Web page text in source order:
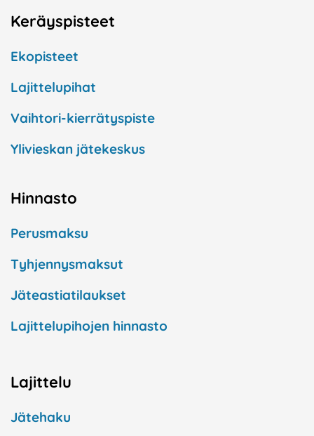
Keräyspisteet
Ekopisteet
Lajittelupihat
Vaihtori-kierrätyspiste
Ylivieskan jätekeskus
Hinnasto
Perusmaksu
Tyhjennysmaksut
Jäteastiatilaukset
Lajittelupihojen hinnasto
Lajittelu
Jätehaku